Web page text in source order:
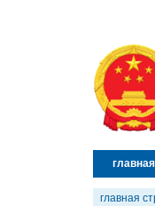
главная